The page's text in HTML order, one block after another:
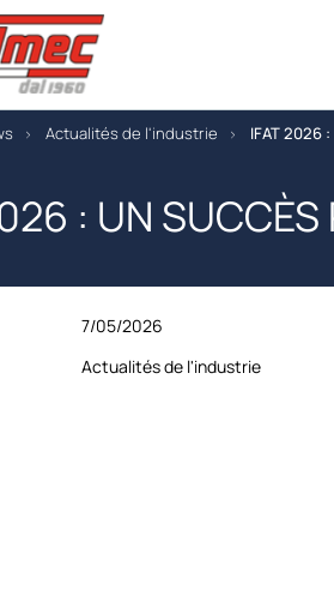
Actualités de l'industrie IFAT 2026 :
: UN SUCCÈS
7/05/2026
Actualités de l'industrie